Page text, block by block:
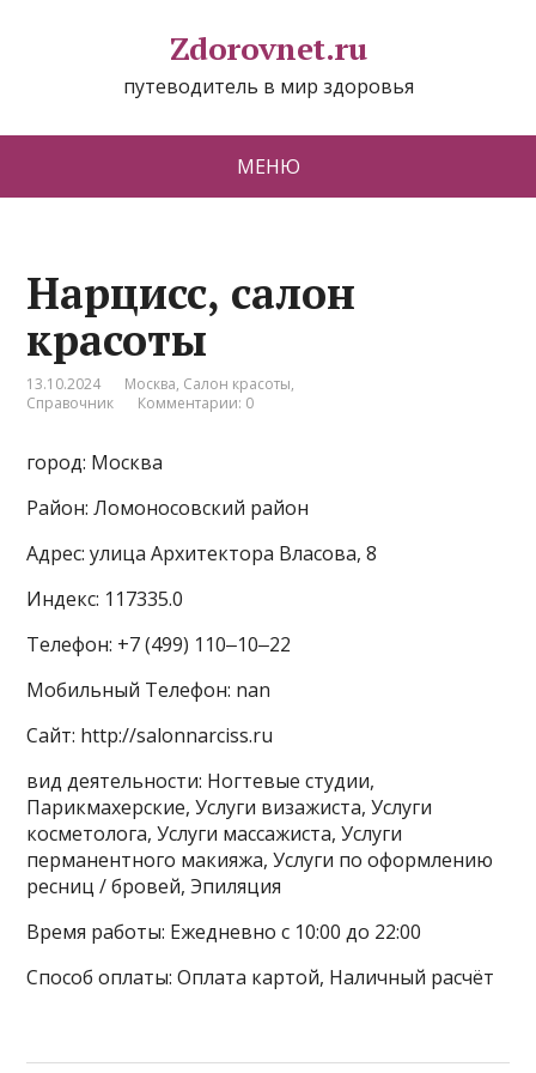
Zdorovnet.ru
путеводитель в мир здоровья
МЕНЮ
Нарцисс, салон
красоты
13.10.2024 Москва, Салон красоты,
Справочник
Комментарии: 0
город: Москва
Район: Ломоносовский район
Адрес: улица Архитектора Власова, 8
Индекс: 117335.0
Телефон: +7 (499) 110‒10‒22
Мобильный Телефон: nan
Сайт: http://salonnarciss.ru
вид деятельности: Ногтевые студии,
Парикмахерские, Услуги визажиста, Услуги
косметолога, Услуги массажиста, Услуги
перманентного макияжа, Услуги по оформлению
ресниц / бровей, Эпиляция
Время работы: Ежедневно с 10:00 до 22:00
Способ оплаты: Оплата картой, Наличный расчёт